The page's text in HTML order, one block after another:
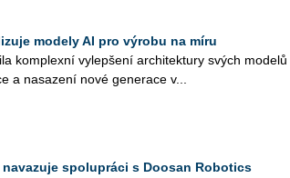
modely AI pro výrobu na míru
kom­plex­ní vy­lep­še­ní ar­chi­tek­tu­ry svých mo­de­lů
a na­sa­ze­ní nové ge­ne­ra­ce v...
navazuje spolupráci s Doosan Robotics